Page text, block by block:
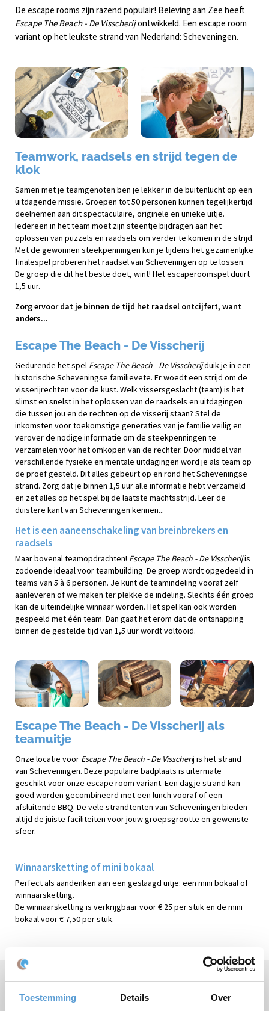
Toestemming Details Over
De escape rooms zijn razend populair! Beleving aan Zee heeft
Escape The Beach - De Visscherijontwikkeld. Een escape room
variant op het leukste strand van Nederland: Scheveningen.
Teamwork, raadsels en strijd tegen de
klok
Samen met je teamgenoten ben je lekker in de buitenlucht op een
uitdagende missie. Groepen tot 50 personen kunnen tegelijkertijd
deelnemen aan dit spectaculaire, originele en unieke uitje.
Iedereen in het team moet zijn steentje bijdragen aan het
oplossen van puzzels en raadsels om verder te komen in de strijd.
Met de gewonnen steekpenningen kun je tijdens het gezamenlijke
finalespel proberen het raadsel van Scheveningen op te lossen.
De groep die dit het beste doet, wint! Het escaperoomspel duurt
1,5 uur.
Zorg ervoor dat je binnen de tijd het raadsel ontcijfert, want
anders...
Escape The Beach - De Visscherij
Gedurende het spel Escape The Beach - De Visscherijduik je in een
historische Scheveningse familievete. Er woedt een strijd om de
visserijrechten voor de kust. Welk vissersgeslacht (team) is het
slimst en snelst in het oplossen van de raadsels en uitdagingen
die tussen jou en de rechten op de visserij staan? Stel de
inkomsten voor toekomstige generaties van je familie veilig en
verover de nodige informatie om de steekpenningen te
verzamelen voor het omkopen van de rechter. Door middel van
verschillende fysieke en mentale uitdagingen word je als team op
de proef gesteld. Dit alles gebeurt op en rond het Scheveningse
strand. Zorg dat je binnen 1,5 uur alle informatie hebt verzameld
en zet alles op het spel bij de laatste machtsstrijd. Leer de
duistere kant van Scheveningen kennen...
Het is een aaneenschakeling van breinbrekers en
raadsels
Maar bovenal teamopdrachten! Escape The Beach - De Visscherijis
zodoende ideaal voor teambuilding. De groep wordt opgedeeld in
teams van 5 à 6 personen. Je kunt de teamindeling vooraf zelf
aanleveren of we maken ter plekke de indeling. Slechts één groep
kan de uiteindelijke winnaar worden. Het spel kan ook worden
gespeeld met één team. Dan gaat het erom dat de ontsnapping
binnen de gestelde tijd van 1,5 uur wordt voltooid.
Escape The Beach - De Visscherij als
teamuitje
Onze locatie voor Escape The Beach - De Visscherij is het strand
van Scheveningen. Deze populaire badplaats is uitermate
geschikt voor onze escape room variant. Een dagje strand kan
goed worden gecombineerd met een lunch vooraf of een
afsluitende BBQ. De vele strandtenten van Scheveningen bieden
altijd de juiste faciliteiten voor jouw groepsgrootte en gewenste
sfeer.
Winnaarsketting of mini bokaal
Perfect als aandenken aan een geslaagd uitje: een mini bokaal of
winnaarsketting.
De winnaarsketting is verkrijgbaar voor € 25 per stuk en de mini
bokaal voor € 7,50 per stuk.
Bel+31 (0)70 221 0359of stel uw vraag per e-mail.